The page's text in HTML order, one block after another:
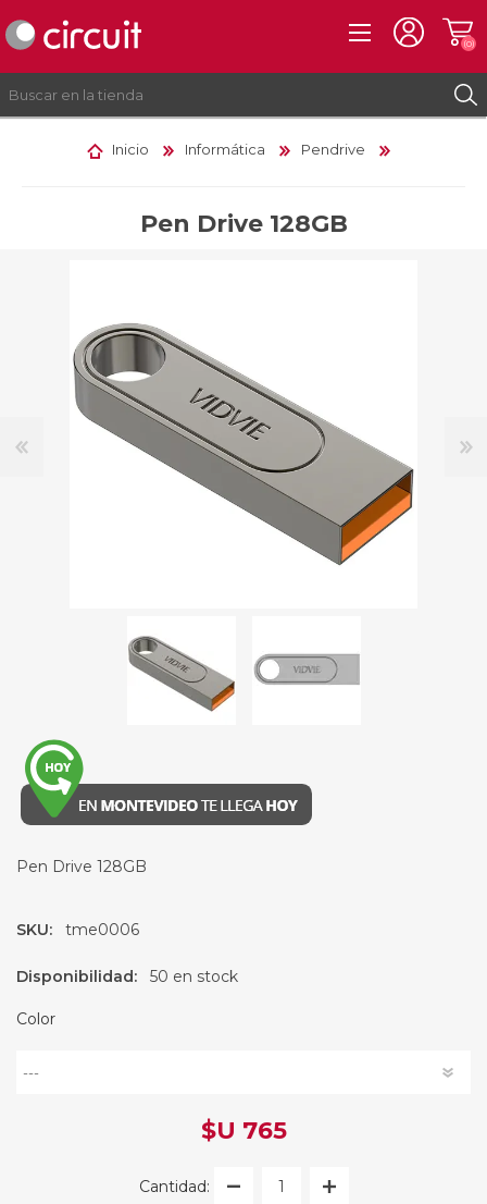
INICIAR SESIÓN
(0)
Inicio Informática Pendrive
Pen Drive 128GB
Pen Drive 128GB
SKU: tme0006
Disponibilidad: 50 en stock
Color
$U 765
Cantidad: